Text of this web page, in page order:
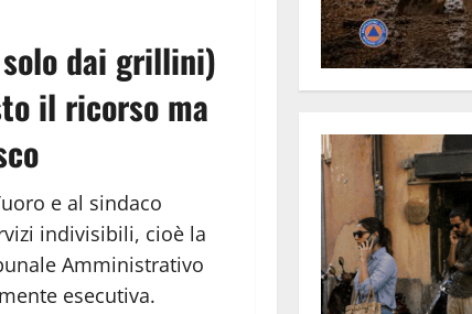
dai grillini)
il ricorso ma
e al sindaco
indivisibili, cioè la
Amministrativo
esecutiva.